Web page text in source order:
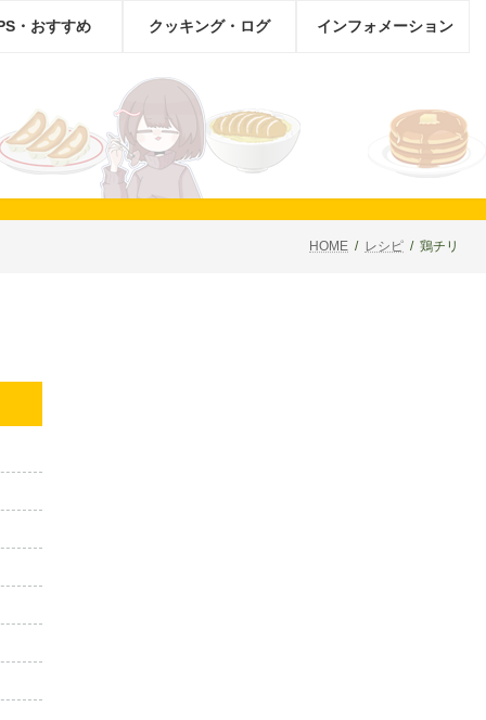
・おすすめ クッキング・ログ インフォメーション
HOME レシピ 鶏チリ